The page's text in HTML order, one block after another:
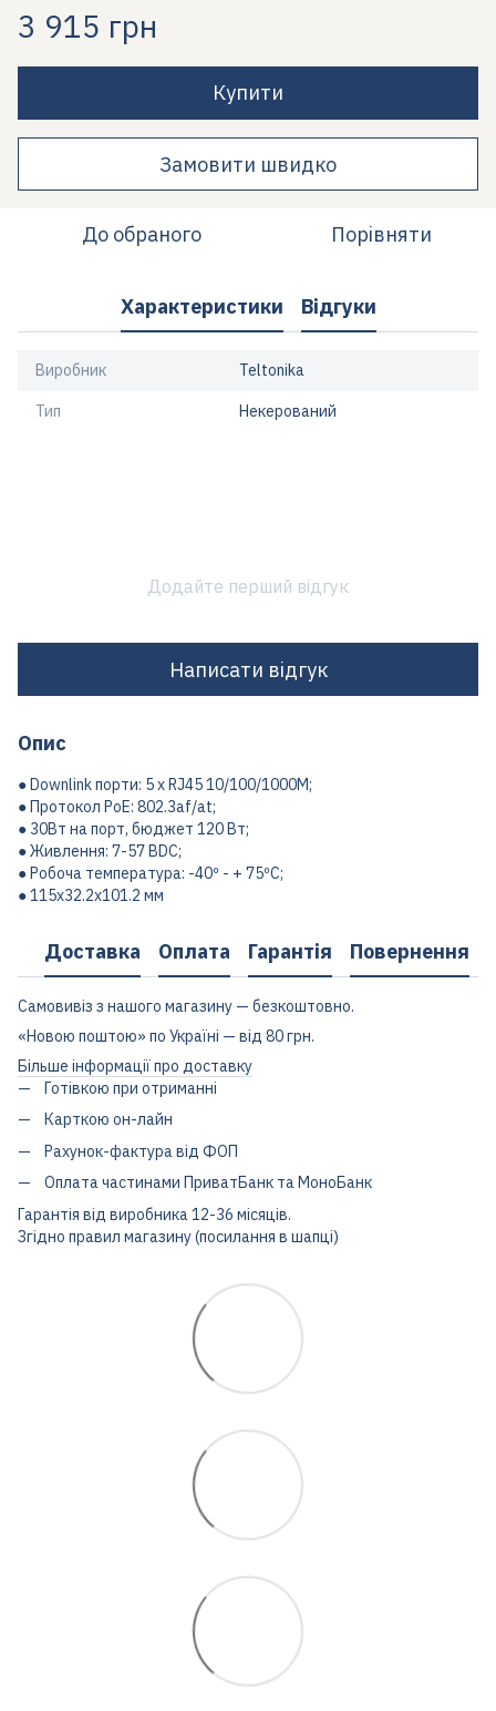
3 915 грн
Купити
Замовити швидко
До обраного Порівняти
Характеристики Відгуки
Виробник Teltonika
Тип Некерований
Додайте перший відгук
Написати відгук
Опис
● Downlink порти: 5 x RJ45 10/100/1000M;
● Протокол PoE: 802.3af/at;
● 30Вт на порт, бюджет 120 Вт;
● Живлення: 7-57 ВDC;
● Робоча температура: -40º - + 75ºC;
● 115x32.2x101.2 мм
Доставка Оплата Гарантія Повернення
Самовивіз з нашого магазину — безкоштовно.
«Новою поштою» по Україні — від 80 грн.
Більше інформації про доставку
Готівкою при отриманні
Карткою он-лайн
Рахунок-фактура від ФОП
Оплата частинами ПриватБанк та МоноБанк
Гарантія від виробника 12-36 місяців.
Згідно правил магазину (посилання в шапці)